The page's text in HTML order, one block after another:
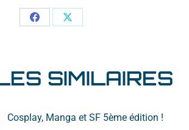
SIMILAIRES
Cosplay, Manga et SF 5ème édition !